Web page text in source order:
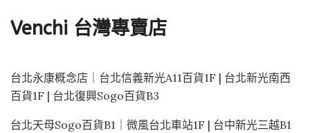
Venchi 台灣專賣店
台北永康概念店｜台北信義新光A11百貨1F | 台北新光南西
百貨1F | 台北復興Sogo百貨B3
台北天母Sogo百貨B1｜微風台北車站1F | 台中新光三越B1